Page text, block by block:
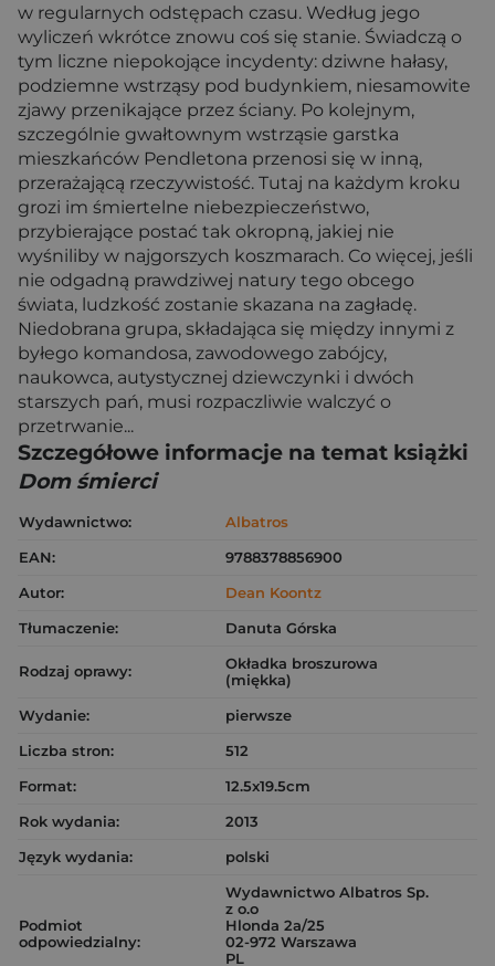
w regularnych odstępach czasu. Według jego
wyliczeń wkrótce znowu coś się stanie. Świadczą o
tym liczne niepokojące incydenty: dziwne hałasy,
podziemne wstrząsy pod budynkiem, niesamowite
zjawy przenikające przez ściany. Po kolejnym,
szczególnie gwałtownym wstrząsie garstka
mieszkańców Pendletona przenosi się w inną,
przerażającą rzeczywistość. Tutaj na każdym kroku
grozi im śmiertelne niebezpieczeństwo,
przybierające postać tak okropną, jakiej nie
wyśniliby w najgorszych koszmarach. Co więcej, jeśli
nie odgadną prawdziwej natury tego obcego
świata, ludzkość zostanie skazana na zagładę.
Niedobrana grupa, składająca się między innymi z
byłego komandosa, zawodowego zabójcy,
naukowca, autystycznej dziewczynki i dwóch
starszych pań, musi rozpaczliwie walczyć o
przetrwanie...
Szczegółowe informacje na temat książki
Dom śmierci
Wydawnictwo:
Albatros
EAN:
9788378856900
Autor:
Dean Koontz
Tłumaczenie:
Danuta Górska
Rodzaj oprawy:
Okładka broszurowa
(miękka)
Wydanie:
pierwsze
Liczba stron:
512
Format:
12.5x19.5cm
Rok wydania:
2013
Język wydania:
polski
Podmiot
odpowiedzialny:
Wydawnictwo Albatros Sp.
z o.o
Hlonda 2a/25
02-972 Warszawa
PL